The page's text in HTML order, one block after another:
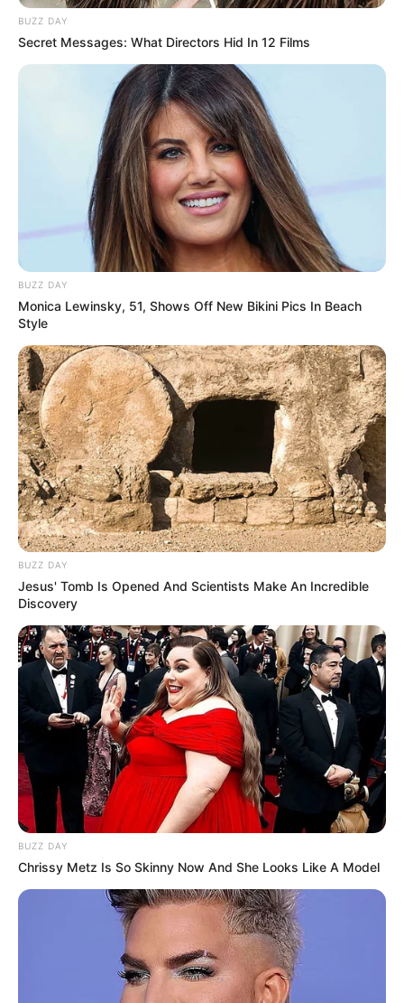
Museen in und um Beuron
Kinderausflugsziele für Beuron
Kindergeburtstag feiern
Schlösser und Burgen in und um Beuron
Tagesausflugsziele für Beuron
Bademöglichkeiten
Wandern
Kinoprogramm
Angebote für Behinderte
Aussichtstürme
Kletterparks
Ferienwohnungen, Ferienhäuser und Unterkünfte gibt
es unter www.tourist-online.de
Wäre es nicht besser, wenn sich die Präsidenten und
Generäle mit Knüppeln gegenseitig erschlagen würden,
statt mit ihren Herdenarmeen so viele andere Menschen
zu ermorden?
Quermania folgen: Impressum & Kontakt
Smartphone Startseite
BUZZ DAY
Secret Messages: What Directors Hid In 12 Films
BUZZ DAY
Monica Lewinsky, 51, Shows Off New Bikini Pics In Beach
Style
BUZZ DAY
Jesus' Tomb Is Opened And Scientists Make An Incredible
Discovery
BUZZ DAY
Chrissy Metz Is So Skinny Now And She Looks Like A Model